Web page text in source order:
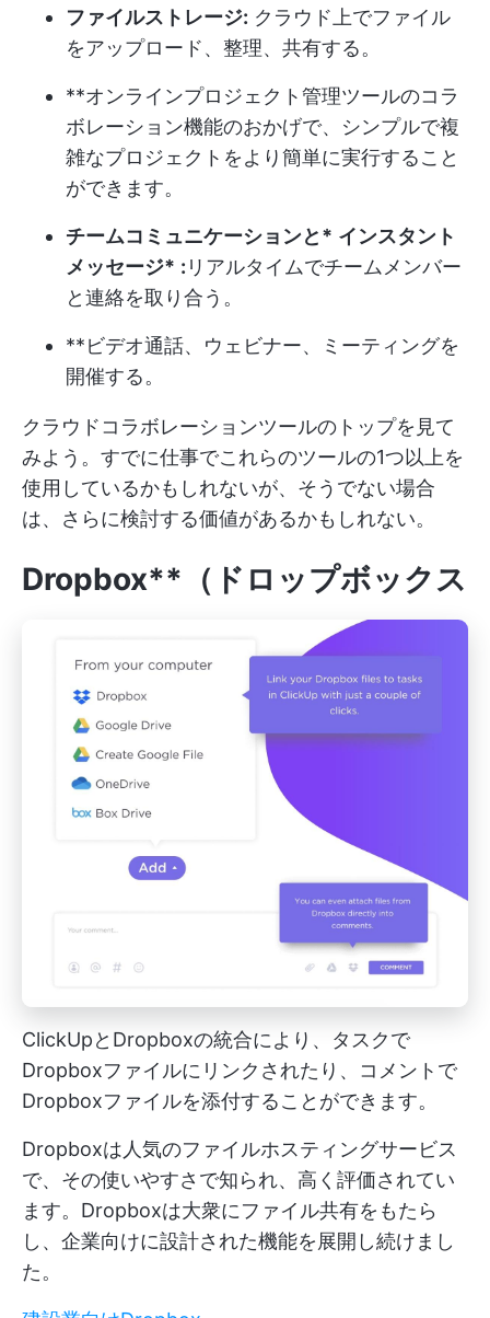
ファイルストレージ: クラウド上でファイル
をアップロード、整理、共有する。
**オンラインプロジェクト管理ツールのコラ
ボレーション機能のおかげで、シンプルで複
雑なプロジェクトをより簡単に実行すること
ができます。
チームコミュニケーションと* インスタント
メッセージ* : リアルタイムでチームメンバー
と連絡を取り合う。
**ビデオ通話、ウェビナー、ミーティングを
開催する。
クラウドコラボレーションツールのトップを見て
みよう。すでに仕事でこれらのツールの1つ以上を
使用しているかもしれないが、そうでない場合
は、さらに検討する価値があるかもしれない。
Dropbox**（ドロップボックス
ClickUpとDropboxの統合により、タスクで
Dropboxファイルにリンクされたり、コメントで
Dropboxファイルを添付することができます。
Dropboxは人気のファイルホスティングサービス
で、その使いやすさで知られ、高く評価されてい
ます。Dropboxは大衆にファイル共有をもたら
し、企業向けに設計された機能を展開し続けまし
た。